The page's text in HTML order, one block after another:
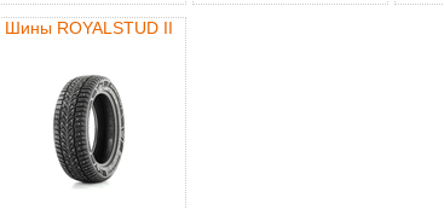
Шины ROYALSTUD II